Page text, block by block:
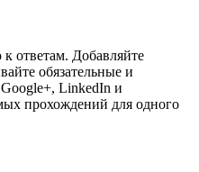
ответам. Добавляйте
обязательные и
Google+, LinkedIn и
прохождений для одного